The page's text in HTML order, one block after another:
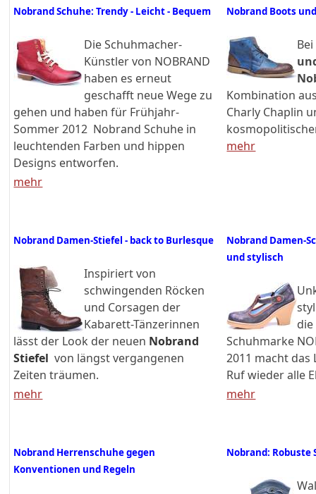
Nobrand Schuhe: Trendy - Leicht - Bequem
Die Schuhmacher-
Künstler von NOBRAND
haben es erneut
geschafft neue Wege zu
gehen und haben für Frühjahr-
Sommer 2012 Nobrand Schuhe in
leuchtenden Farben und hippen
Designs entworfen.
mehr
Nobrand Boots
Bei
Kombination
Charly Chaplin
mehr
Nobrand Damen-Stiefel - back to Burlesque
Inspiriert von
schwingenden Röcken
und Corsagen der
Kabarett-Tänzerinnen
lässt der Look der neuen Nobrand
Stiefel von längst vergangenen
Zeiten träumen.
mehr
Nobrand Damen-
und stylisch
Schuhmarke
2011 macht das
Ruf wieder alle
mehr
Nobrand Herrenschuhe gegen
Konventionen und Regeln
Nobrand: Robuste